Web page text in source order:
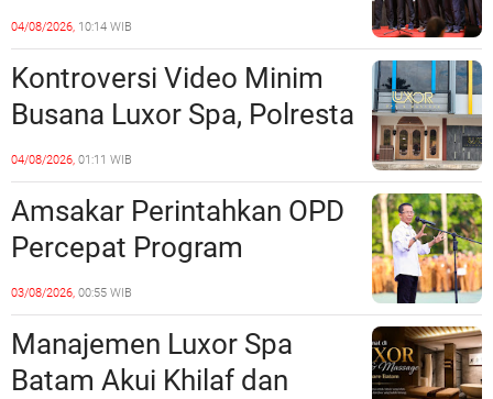
Perkuat Kerukunan dan
Sinergi dengan Pemko
Batam
04/08/2026, 10:14 WIB
Kontroversi Video Minim
Busana Luxor Spa, Polresta
Barelang Usut Tuntas
Unsur Pelanggaran Hukum
04/08/2026, 01:11 WIB
Amsakar Perintahkan OPD
Percepat Program
Prioritas, Targetkan
Realisasi Pembangunan
Lampaui 50 Persen
03/08/2026, 00:55 WIB
Manajemen Luxor Spa
Batam Akui Khilaf dan